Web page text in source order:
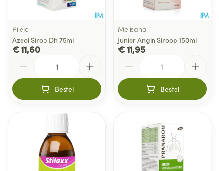
Pileje
Azeol Sirop Dh 75ml
€ 11,60
Bestel
Melisana
Junior Angin Siroop 150ml
€ 11,95
Bestel